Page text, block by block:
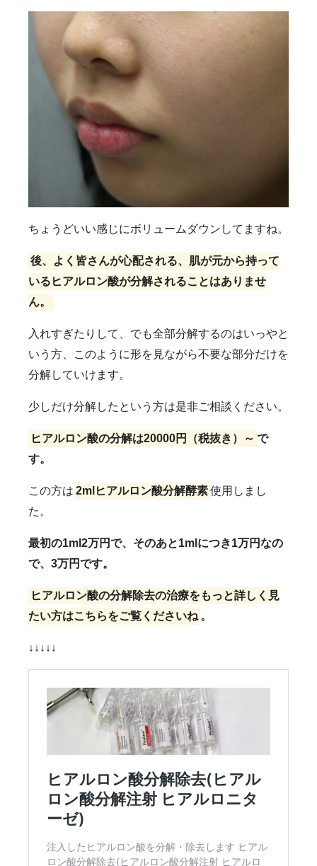
ちょうどいい感じにボリュームダウンしてますね。
後、よく皆さんが心配される、肌が元から持って
いるヒアルロン酸が分解されることはありませ
ん。
入れすぎたりして、でも全部分解するのはいっやと
いう方、このように形を見ながら不要な部分だけを
分解していけます。
少しだけ分解したという方は是非ご相談ください。
ヒアルロン酸の分解は20000円（税抜き）～ で
す。
この方は 2mlヒアルロン酸分解酵素使用しまし
た。
最初の1ml2万円で、そのあと1mlにつき1万円なの
で、3万円です。
ヒアルロン酸の分解除去の治療をもっと詳しく見
たい方はこちらをご覧くださいね 。
↓↓↓↓↓